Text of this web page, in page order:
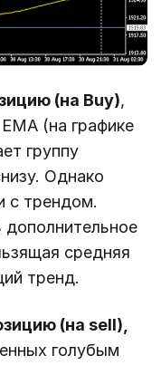
(на Buy),
(на графике
группу
Однако
с трендом.
средняя
тренд.
(на sell),
голубым